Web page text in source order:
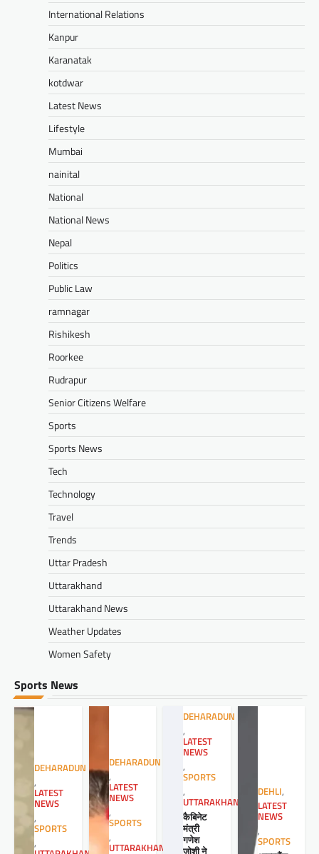
International Relations
Kanpur
Karanatak
kotdwar
Latest News
Lifestyle
Mumbai
nainital
National
National News
Nepal
Politics
Public Law
ramnagar
Rishikesh
Roorkee
Rudrapur
Senior Citizens Welfare
Sports
Sports News
Tech
Technology
Travel
Trends
Uttar Pradesh
Uttarakhand
Uttarakhand News
Weather Updates
Women Safety
Sports News
DEHARADUN
,
LATEST
NEWS
,
SPORTS
,
DEHARADUN
,
LATEST
NEWS
,
SPORTS
,
UTTARAKHAND
DEHARADUN
,
LATEST
NEWS
,
SPORTS
,
UTTARAKHAND
कैबिनेट
मंत्री
गणेश
DEHLI,
LATEST
NEWS
,
SPORTS